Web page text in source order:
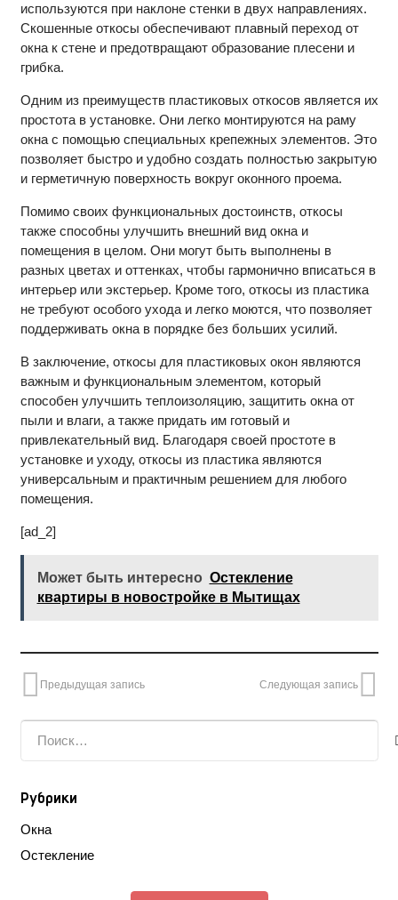
используются при наклоне стенки в двух направлениях.
Скошенные откосы обеспечивают плавный переход от
окна к стене и предотвращают образование плесени и
грибка.
Одним из преимуществ пластиковых откосов является их
простота в установке. Они легко монтируются на раму
окна с помощью специальных крепежных элементов. Это
позволяет быстро и удобно создать полностью закрытую
и герметичную поверхность вокруг оконного проема.
Помимо своих функциональных достоинств, откосы
также способны улучшить внешний вид окна и
помещения в целом. Они могут быть выполнены в
разных цветах и оттенках, чтобы гармонично вписаться в
интерьер или экстерьер. Кроме того, откосы из пластика
не требуют особого ухода и легко моются, что позволяет
поддерживать окна в порядке без больших усилий.
В заключение, откосы для пластиковых окон являются
важным и функциональным элементом, который
способен улучшить теплоизоляцию, защитить окна от
пыли и влаги, а также придать им готовый и
привлекательный вид. Благодаря своей простоте в
установке и уходу, откосы из пластика являются
универсальным и практичным решением для любого
помещения.
[ad_2]
Может быть интересно Остекление
квартиры в новостройке в Мытищах
Предыдущая запись Следующая запись
Найти:
Рубрики
Окна
Остекление